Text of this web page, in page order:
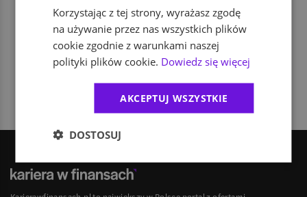
1
Korzystając z tej strony, wyrażasz zgodę
na używanie przez nas wszystkich plików
cookie zgodnie z warunkami naszej
polityki plików cookie. Dowiedz się więcej
AKCEPTUJ WSZYSTKIE
DOSTOSUJ